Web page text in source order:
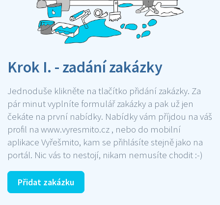
Krok I. - zadání zakázky
Jednoduše klikněte na tlačítko přidání zakázky. Za
pár minut vyplníte formulář zakázky a pak už jen
čekáte na první nabídky. Nabídky vám příjdou na váš
profil na www.vyresmito.cz , nebo do mobilní
aplikace Vyřešmito, kam se přihlásíte stejně jako na
portál. Nic vás to nestojí, nikam nemusíte chodit :-)
Přidat zakázku